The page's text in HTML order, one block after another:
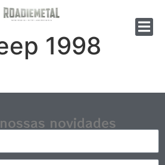
1998
novidades